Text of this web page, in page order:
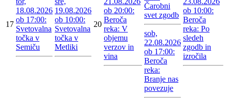
17
18.08.2026
ob 17:00:
Svetovalna
točka v
Semiču
19.08.2026
ob 10:00:
Svetovalna
točka v
Metliki
20
ob 20:00:
Beroča
reka: V
objemu
verzov in
vina
Čarobni
svet zgodb
sob,
22.08.2026
ob 17:00:
Beroča
reka:
Branje nas
povezuje
ob 10:00:
Beroča
reka: Po
sledeh
zgodb in
izročila